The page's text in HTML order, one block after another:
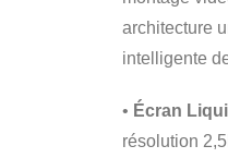
architecture
intelligente
• Écran
résolution